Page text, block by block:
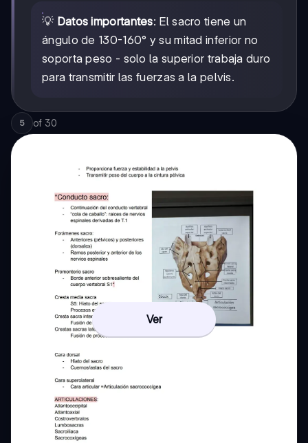
💡 Datos importantes: El sacro tiene un
ángulo de 130-160° y su mitad inferior no
soporta peso - solo la superior trabaja duro
para transmitir las fuerzas a la pelvis.
5 of 30
Ver